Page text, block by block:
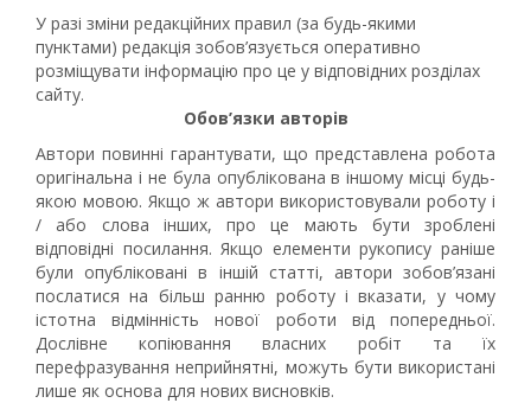
У разі зміни редакційних правил (за будь-якими
пунктами) редакція зобов’язується оперативно
розміщувати інформацію про це у відповідних розділах
сайту.
Обов’язки авторів
Автори повинні гарантувати, що представлена робота
оригінальна і не була опублікована в іншому місці будь-
якою мовою. Якщо ж автори використовували роботу і
/ або слова інших, про це мають бути зроблені
відповідні посилання. Якщо елементи рукопису раніше
були опубліковані в іншій статті, автори зобов’язані
послатися на більш ранню роботу і вказати, у чому
істотна відмінність нової роботи від попередньої.
Дослівне копіювання власних робіт та їх
перефразування неприйнятні, можуть бути використані
лише як основа для нових висновків.